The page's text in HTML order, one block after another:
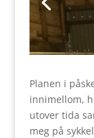
Planen i
innimellom,
utover tida
meg på